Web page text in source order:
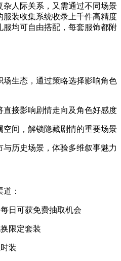
人际关系，又需通过不同场景
装收集系统收录上千件高精度
均可自由搭配，每套服饰都附
场生态，通过策略选择影响角色
直接影响剧情走向及角色好感度
空间，解锁隐藏剧情的重要场景
历史场景，体验多维叙事魅力
：
日可获免费抽取机会
限定套装
装